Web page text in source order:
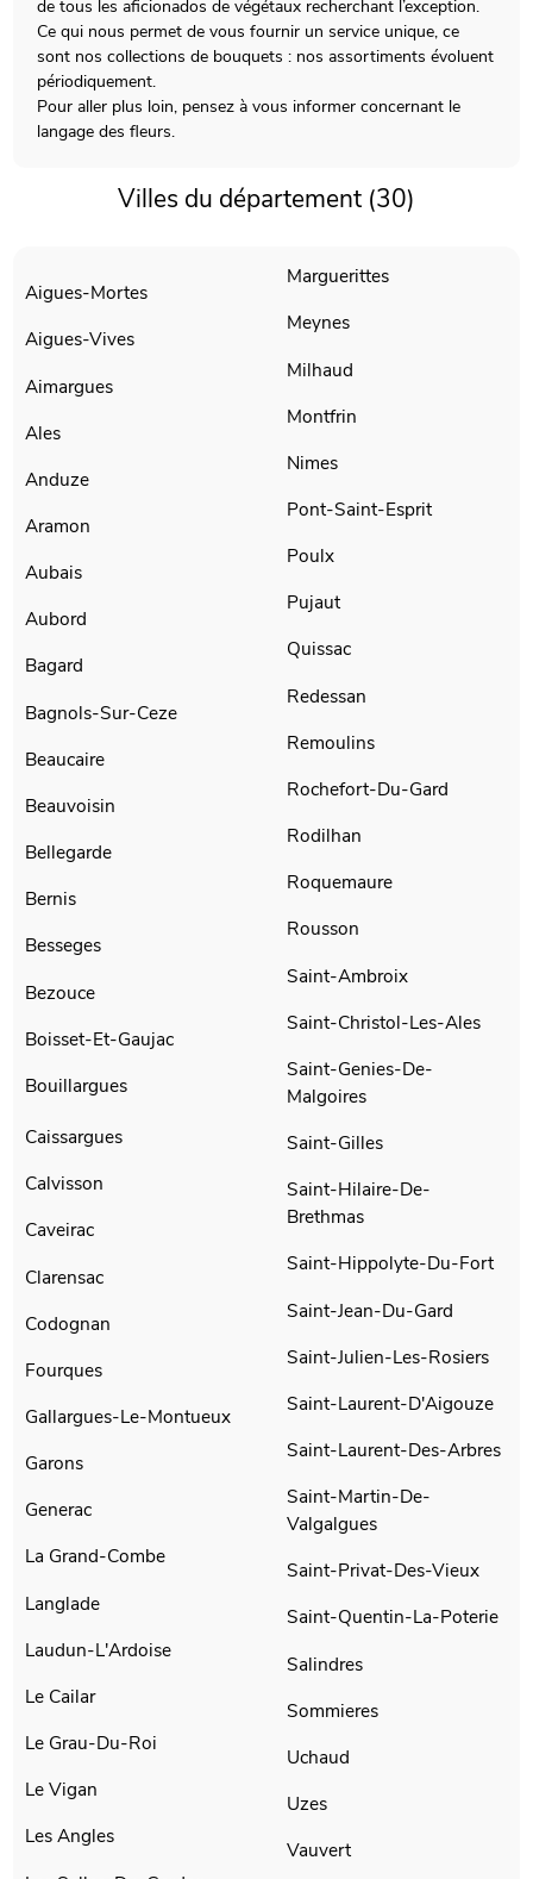
de tous les aficionados de végétaux recherchant l’exception.
Ce qui nous permet de vous fournir un service unique, ce
sont nos collections de bouquets : nos assortiments évoluent
périodiquement.
Pour aller plus loin, pensez à vous informer concernant le
langage des fleurs.
Villes du département (30)
Aigues-Mortes
Aigues-Vives
Aimargues
Ales
Anduze
Aramon
Aubais
Aubord
Bagard
Bagnols-Sur-Ceze
Beaucaire
Beauvoisin
Bellegarde
Bernis
Besseges
Bezouce
Boisset-Et-Gaujac
Bouillargues
Caissargues
Calvisson
Caveirac
Clarensac
Codognan
Fourques
Gallargues-Le-Montueux
Garons
Generac
La Grand-Combe
Langlade
Laudun-L'Ardoise
Le Cailar
Le Grau-Du-Roi
Le Vigan
Les Angles
Marguerittes
Meynes
Milhaud
Montfrin
Nimes
Pont-Saint-Esprit
Poulx
Pujaut
Quissac
Redessan
Remoulins
Rochefort-Du-Gard
Rodilhan
Roquemaure
Rousson
Saint-Ambroix
Saint-Christol-Les-Ales
Saint-Genies-De-
Malgoires
Saint-Gilles
Saint-Hilaire-De-
Brethmas
Saint-Hippolyte-Du-Fort
Saint-Jean-Du-Gard
Saint-Julien-Les-Rosiers
Saint-Laurent-D'Aigouze
Saint-Laurent-Des-Arbres
Saint-Martin-De-
Valgalgues
Saint-Privat-Des-Vieux
Saint-Quentin-La-Poterie
Salindres
Sommieres
Uchaud
Uzes
Vauvert